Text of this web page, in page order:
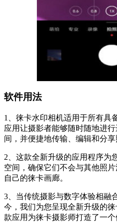
软件用法
1、徕卡水印相机适用于所有具
应用让摄影者能够随时随地进
间，并便捷地传输、编辑和分享
2、这款全新升级的应用程序为
空间，确保它们不会与其他照
自己的徕卡画廊。
3、当传统摄影与数字体验相融
今，我们为您呈现全新升级的
款应用为徕卡摄影师打造了一